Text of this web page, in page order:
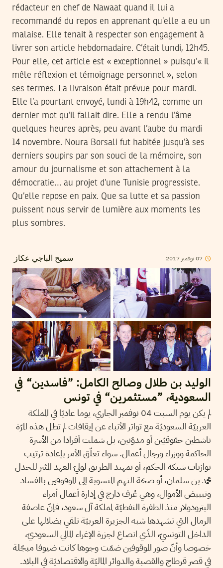
rédacteur en chef de Nawaat quand il lui a
recommandé du repos en apprenant qu’elle a eu un
malaise. Elle tenait à respecter son engagement à
livrer son article hebdomadaire. C’était lundi, 12h45.
Pour elle, cet article est « exceptionnel » puisqu’« il
mêle réflexion et témoignage personnel », selon
ses termes. La livraison était prévue pour mardi.
Elle l’a pourtant envoyé, lundi à 19h42, comme un
dernier mot qu’il fallait dire. Elle a rendu l’âme
quelques heures après, peu avant l’aube du mardi
14 novembre. Noura Borsali fut habitée jusqu’à ses
derniers soupirs par son souci de la mémoire, son
amour du journalisme et son attachement à la
démocratie… au projet d’une Tunisie progressiste.
Qu’elle repose en paix. Que sa lutte et sa passion
puissent nous servir de lumière aux moments les
plus sombres.
سميح الباجي عكاز 07نوفمبر 2017
الوليد بن طلال وصالح الكامل: ”فاسدين“ في
السعودية، ”مستثمرين“ في تونس
لم يكن يوم السبت 04 نوفمبر الجاري، يوما عاديّا في المملكة
العربيّة السعوديّة مع تواتر الأنباء عن إيقافات لم تطل هذه المرّة
ناشطين حقوقيّين أو مدوّنين، بل شملت أفرادا من الأسرة
الحاكمة ووزراء ورجال أعمال. سواء تعلّق الأمر بإعادة ترتيب
توازنات شبكة الحكم، أو تمهيد الطريق لوليّ العهد المثير للجدل
محمد بن سلمان، أو صحّة التهم المنسوبة إلى الموقوفين بالفساد
وتبييض الأموال، وهي عُرف دارج في إدارة أعمال أمراء
البترودولار منذ الطفرة النفطيّة لمملكة آل سعود، فإنّ عاصفة
الرمال التي تشهدها شبه الجزيرة العربيّة تلقي بضلالها على
الداخل التونسيّ، الذّي انصاع لجزرة الإغراء المالي السعوديّ،
خصوصا وأنّ صور الموقوفين ضمّت وجوها كانت ضيوفا مبجّلة
في قصر قرطاج والقصبة والدوائر الماليّة والاقتصاديّة في البلاد.